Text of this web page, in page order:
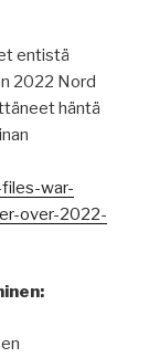
entistä
2022 Nord
häntä
war-
over-2022-